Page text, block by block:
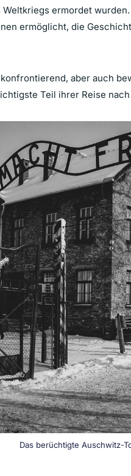
ermordet
ermöglicht, die
aber auch
Teil ihrer Reise
Das berüchtigte Auschwitz-